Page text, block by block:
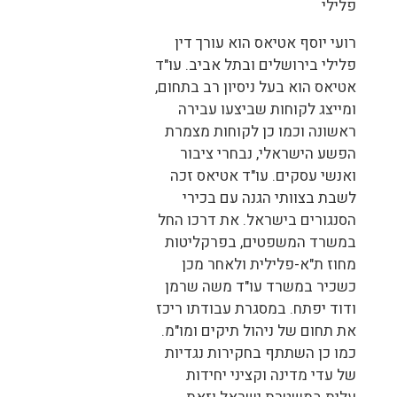
רועי יוסף אטיאס הוא עורך דין
פלילי בירושלים ובתל אביב. עו"ד
אטיאס הוא בעל ניסיון רב בתחום,
ומייצג לקוחות שביצעו עבירה
ראשונה וכמו כן לקוחות מצמרת
הפשע הישראלי, נבחרי ציבור
ואנשי עסקים. עו"ד אטיאס זכה
לשבת בצוותי הגנה עם בכירי
הסנגורים בישראל. את דרכו החל
במשרד המשפטים, בפרקליטות
מחוז ת"א-פלילית ולאחר מכן
כשכיר במשרד עו"ד משה שרמן
ודוד יפתח. במסגרת עבודתו ריכז
את תחום של ניהול תיקים ומו"מ.
כמו כן השתתף בחקירות נגדיות
של עדי מדינה וקציני יחידות